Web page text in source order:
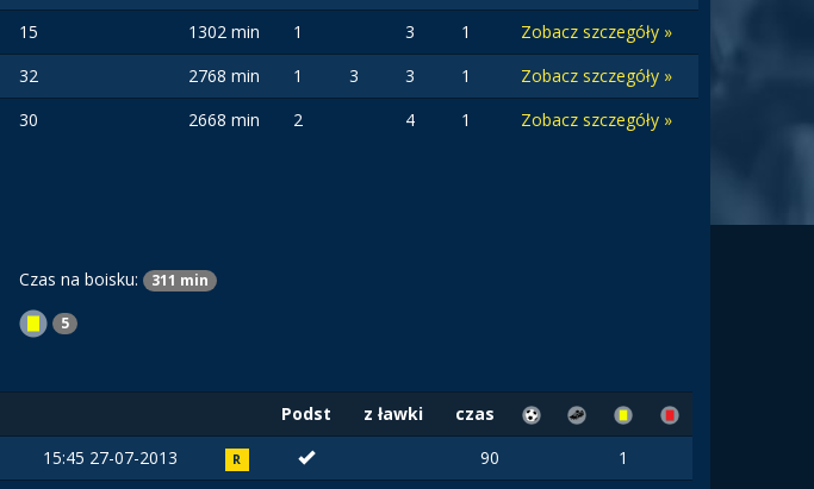
15 1302 min 1 3 1
Zobacz szczegóły »
32 2768 min 1 3 3 1
Zobacz szczegóły »
30 2668 min 2 4 1 Zobacz szczegóły »
Czas na boisku: 311 min
5
Podst z ławki
czas
15:45 27-07-2013 R 90
1